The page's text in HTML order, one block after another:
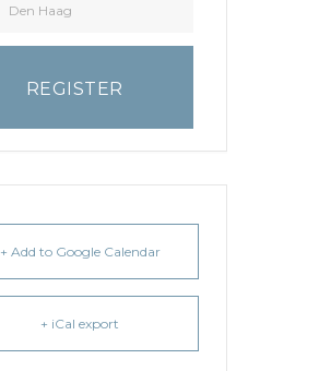
Den Haag
REGISTER
+ Add to Google Calendar
+ iCal export